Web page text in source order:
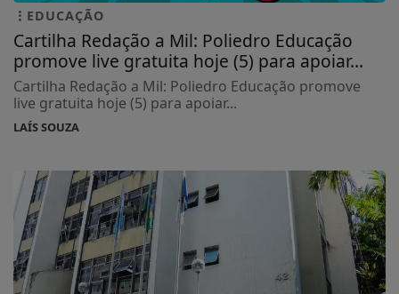
EDUCAÇÃO
Cartilha Redação a Mil: Poliedro Educação
promove live gratuita hoje (5) para apoiar...
Cartilha Redação a Mil: Poliedro Educação promove
live gratuita hoje (5) para apoiar...
LAÍS SOUZA